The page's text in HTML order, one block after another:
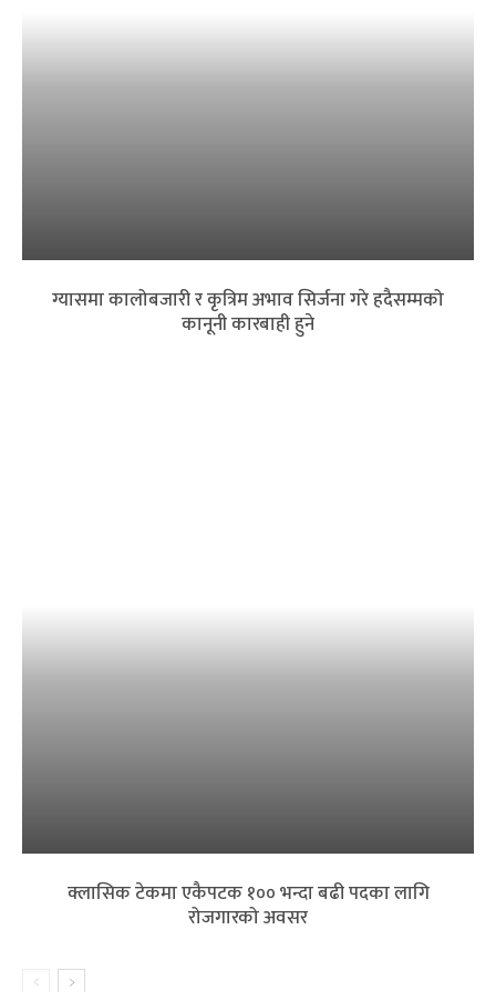
ग्यासमा कालोबजारी र कृत्रिम अभाव सिर्जना गरे हदैसम्मको
कानूनी कारबाही हुने
क्लासिक टेकमा एकैपटक १०० भन्दा बढी पदका लागि
रोजगारको अवसर